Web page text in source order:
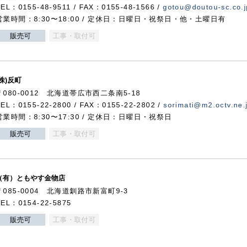
：0155-48-9511 / FAX：0155-48-1566 /gotou@doutou-
業時間：8:30〜18:00 / 定休日：日曜日・祝祭日・他・土曜日有
販売可 工事・取付可
)反町
080-0012 北海道帯広市西二条南5-18
：0155-22-2800 / FAX：0155-22-2802 /
業時間：8:30〜17:30 / 定休日：日曜日・祝祭日
販売可 工事・取付可
有）ともやす金物店
085-0004 北海道釧路市新富町9-3
：0154-22-5875
販売可 工事・取付可